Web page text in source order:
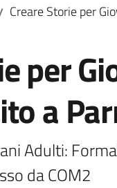
Creare Storie per
per
a
Adulti:
da COM2